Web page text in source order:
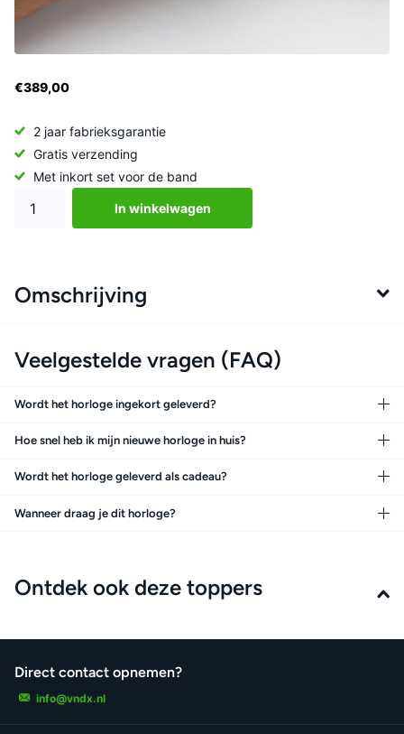
€389,00
2 jaar fabrieksgarantie
Gratis verzending
Met inkort set voor de band
In winkelwagen
Omschrijving
Veelgestelde vragen (FAQ)
Wordt het horloge ingekort geleverd?
Hoe snel heb ik mijn nieuwe horloge in huis?
Wordt het horloge geleverd als cadeau?
Wanneer draag je dit horloge?
Ontdek ook deze toppers
Direct contact opnemen?
info@vndx.nl